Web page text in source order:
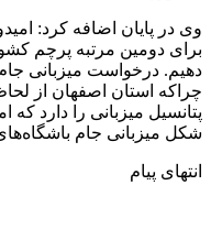
وی در پایان اضافه کرد:
برای دومین مرتبه پرچم
دهیم. درخواست میزبانی جام
چراکه استان اصفهان از
پتانسیل میزبانی را دارد که
شکل میزبانی جام
انتهای پیام